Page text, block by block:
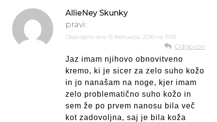
AllieNey Skunky
pravi:
Objavljeno dne 15 februarja, 2016 na 11:03
Odgovori
Jaz imam njihovo obnovitveno
kremo, ki je sicer za zelo suho kožo
in jo nanašam na noge, kjer imam
zelo problematično suho kožo in
sem že po prvem nanosu bila več
kot zadovoljna, saj je bila koža